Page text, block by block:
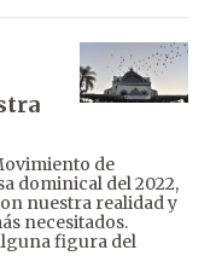
de
dominical del 2022,
nuestra realidad y
necesitados.
figura del